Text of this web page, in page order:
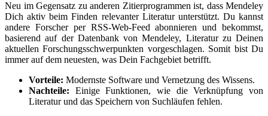
Neu im Gegensatz zu anderen Zitierprogrammen ist, dass Mendeley
Dich aktiv beim Finden relevanter Literatur unterstützt. Du kannst
andere Forscher per RSS-Web-Feed abonnieren und bekommst,
basierend auf der Datenbank von Mendeley, Literatur zu Deinen
aktuellen Forschungsschwerpunkten vorgeschlagen. Somit bist Du
immer auf dem neuesten, was Dein Fachgebiet betrifft.
Vorteile: Modernste Software und Vernetzung des Wissens.
Nachteile: Einige Funktionen, wie die Verknüpfung von
Literatur und das Speichern von Suchläufen fehlen.